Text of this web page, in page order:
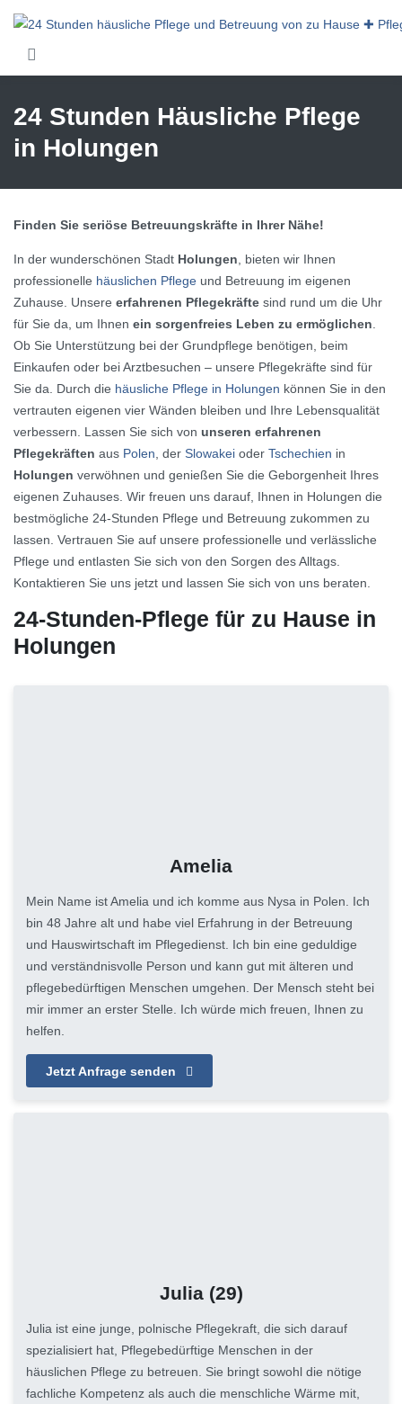
24 Stunden Häusliche Pflege
in Holungen
Finden Sie seriöse Betreuungskräfte in Ihrer Nähe!
In der wunderschönen Stadt Holungen, bieten wir Ihnen
professionelle häuslichen Pflege und Betreuung im eigenen
Zuhause. Unsere erfahrenen Pflegekräfte sind rund um die Uhr
für Sie da, um Ihnen ein sorgenfreies Leben zu ermöglichen.
Ob Sie Unterstützung bei der Grundpflege benötigen, beim
Einkaufen oder bei Arztbesuchen – unsere Pflegekräfte sind für
Sie da. Durch die häusliche Pflege in Holungen können Sie in den
vertrauten eigenen vier Wänden bleiben und Ihre Lebensqualität
verbessern. Lassen Sie sich von unseren erfahrenen
Pflegekräften aus Polen, der Slowakei oder Tschechien in
Holungen verwöhnen und genießen Sie die Geborgenheit Ihres
eigenen Zuhauses. Wir freuen uns darauf, Ihnen in Holungen die
bestmögliche 24-Stunden Pflege und Betreuung zukommen zu
lassen. Vertrauen Sie auf unsere professionelle und verlässliche
Pflege und entlasten Sie sich von den Sorgen des Alltags.
Kontaktieren Sie uns jetzt und lassen Sie sich von uns beraten.
24-Stunden-Pflege für zu Hause in
Holungen
Amelia
Mein Name ist Amelia und ich komme aus Nysa in Polen. Ich
bin 48 Jahre alt und habe viel Erfahrung in der Betreuung
und Hauswirtschaft im Pflegedienst. Ich bin eine geduldige
und verständnisvolle Person und kann gut mit älteren und
pflegebedürftigen Menschen umgehen. Der Mensch steht bei
mir immer an erster Stelle. Ich würde mich freuen, Ihnen zu
helfen.
Jetzt Anfrage senden
Julia (29)
Julia ist eine junge, polnische Pflegekraft, die sich darauf
spezialisiert hat, Pflegebedürftige Menschen in der
häuslichen Pflege zu betreuen. Sie bringt sowohl die nötige
fachliche Kompetenz als auch die menschliche Wärme mit,